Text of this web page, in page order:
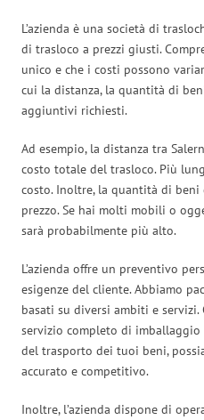
L’azienda è una società di
di trasloco a prezzi giusti.
unico e che i costi possono
cui la distanza, la quantità di
aggiuntivi richiesti.
Ad esempio, la distanza tra
costo totale del trasloco. Più
costo. Inoltre, la quantità di
prezzo. Se hai molti mobili o
sarà probabilmente più alto.
L’azienda offre un preventivo
esigenze del cliente. Abbiamo
basati su diversi ambiti e
servizio completo di
del trasporto dei tuoi beni,
accurato e competitivo.
Inoltre, l’azienda dispone di